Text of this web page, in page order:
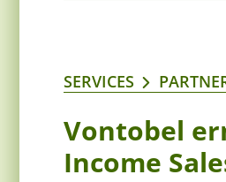
SERVICES
Vontobel
Income